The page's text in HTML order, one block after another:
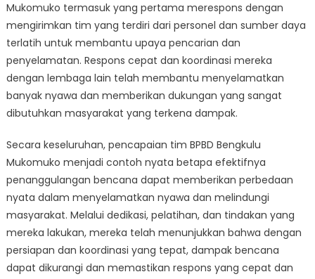
Mukomuko termasuk yang pertama merespons dengan
mengirimkan tim yang terdiri dari personel dan sumber daya
terlatih untuk membantu upaya pencarian dan
penyelamatan. Respons cepat dan koordinasi mereka
dengan lembaga lain telah membantu menyelamatkan
banyak nyawa dan memberikan dukungan yang sangat
dibutuhkan masyarakat yang terkena dampak.
Secara keseluruhan, pencapaian tim BPBD Bengkulu
Mukomuko menjadi contoh nyata betapa efektifnya
penanggulangan bencana dapat memberikan perbedaan
nyata dalam menyelamatkan nyawa dan melindungi
masyarakat. Melalui dedikasi, pelatihan, dan tindakan yang
mereka lakukan, mereka telah menunjukkan bahwa dengan
persiapan dan koordinasi yang tepat, dampak bencana
dapat dikurangi dan memastikan respons yang cepat dan